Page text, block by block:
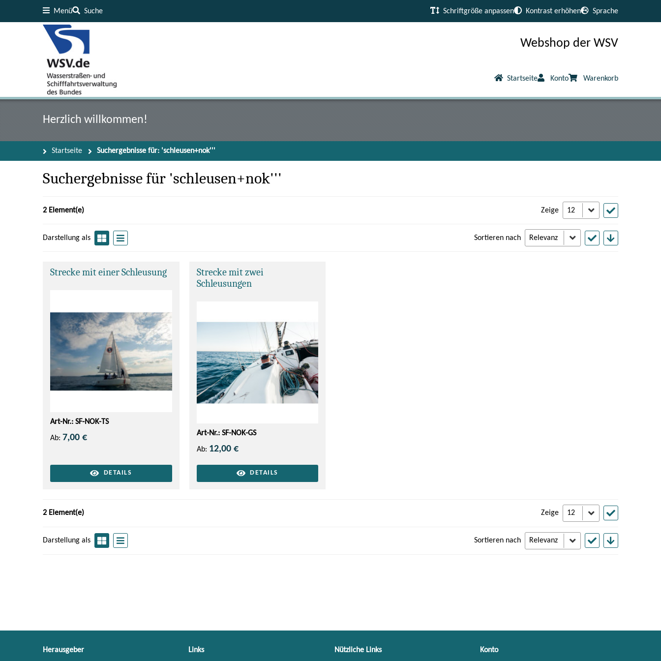
Menü Suche Schriftgröße anpassen Kontrast erhöhen Sprache
Webshop der WSV
Startseite Konto Warenkorb
Herzlich willkommen!
Startseite Suchergebnisse für: 'schleusen+nok'''
Suchergebnisse für 'schleusen+nok'''
2 Element(e) Zeige
Darstellung als Sortieren nach
Strecke mit einer Schleusung
Art-Nr.: SF-NOK-TS
Ab: 7,00 €
DETAILS
Strecke mit zwei
Schleusungen
Art-Nr.: SF-NOK-GS
Ab: 12,00 €
DETAILS
2 Element(e) Zeige
Darstellung als Sortieren nach
Herausgeber Links Nützliche Links Konto